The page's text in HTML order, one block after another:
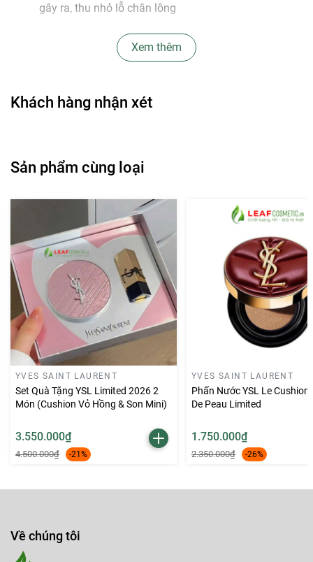
gây ra, thu nhỏ lỗ chân lông
Snail Truecica ™ là sự kết hợp giữa Ốc sên đen và
năng tự phục hồi, và tái tạo của da để chăm sóc các
vết sẹo và thành phần cải thiện sắc tố giúp làm mờ
Sức mạnh 'Mucin': sức sống mạnh mẽ của ốc sên
da trở nên đàn hồi, sáng mịn. Gồm 17 loại axit amin
giúp chăm sóc hàng rào da yếu ớt.
#Leafcosmetic #snail #somebymi
Công dụng:
Giảm stress , bảo vệ khỏi tác hại của tia UV , nuôi
dưỡng làn da khoẻ mạnh từ sâu bên trong
Nuôi dưỡng và phục hồi làn da bị hư tổn
Làm trắng, căng bóng làn da
Làm giảm các nếp nhăn vết chân chim
Làm giảm chảy sệ thâm nám tàn nhang
Hướng dẫn sử dụng:
Sử dụng ở bước cuối cùng trong chu trình chăm sóc
da
massage theo chiều kết cấu da, vỗ nhẹ để dưỡng
Dung tích
Xem thêm
Khách hàng nhận xét
Sản phẩm cùng loại
YVES SAINT LAURENT
Set Quà Tặng YSL Limited 2026 2
Món (Cushion Vỏ Hồng & Son Mini)
3.550.000₫
4.500.000₫ -21%
YVES SAINT LAURENT
Phấn Nước YSL Le Cushion
De Peau Limited
1.750.000₫
2.350.000₫ -26%
Về chúng tôi